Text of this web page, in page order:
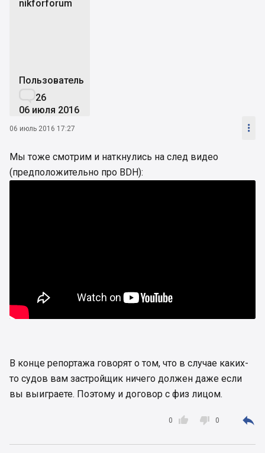
nikforforum
Пользователь
26
06 июля 2016
06 июль 2016 17:27 
Мы тоже смотрим и наткнулись на след видео
(предположительно про BDH):
В конце репортажа говорят о том, что в случае каких-
то судов вам застройщик ничего должен даже если
вы выиграете. Поэтому и договор с физ лицом.

0  0 